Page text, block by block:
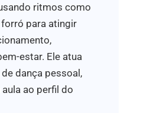
ritmos como
para atingir
estar. Ele atua
dança pessoal,
ao perfil do